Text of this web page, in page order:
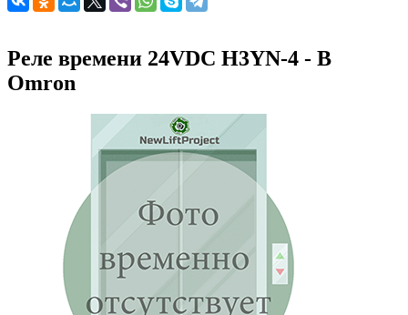
Реле времени 24VDC H3YN-4 - В
Omron